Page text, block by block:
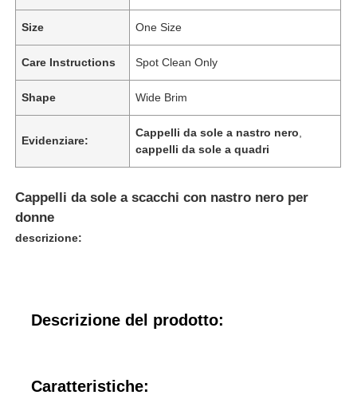
Size One Size
Care Instructions Spot Clean Only
Shape Wide Brim
Evidenziare:
Cappelli da sole a nastro nero
cappelli da sole a quadri
Cappelli da sole a scacchi con nastro nero per
donne
descrizione:
Descrizione del prodotto:
Caratteristiche: